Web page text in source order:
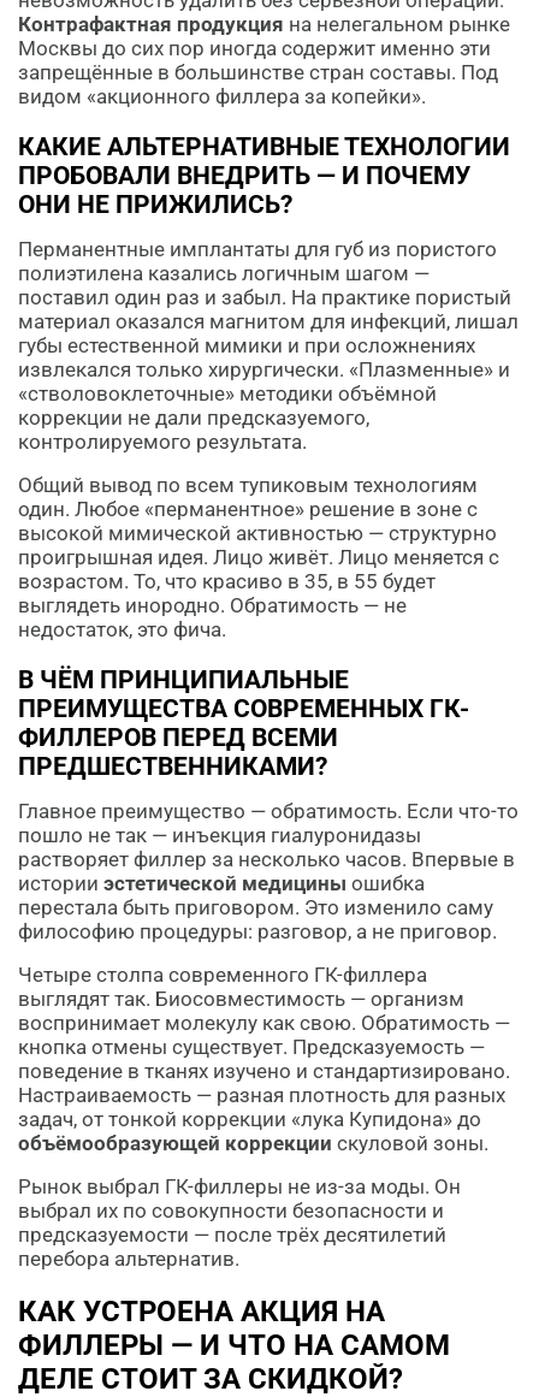
Контрафактная продукция на нелегальном рынке
Москвы до сих пор иногда содержит именно эти
запрещённые в большинстве стран составы. Под
видом «акционного филлера за копейки».
КАКИЕ АЛЬТЕРНАТИВНЫЕ ТЕХНОЛОГИИ
ПРОБОВАЛИ ВНЕДРИТЬ — И ПОЧЕМУ
ОНИ НЕ ПРИЖИЛИСЬ?
Перманентные имплантаты для губ из пористого
полиэтилена казались логичным шагом —
поставил один раз и забыл. На практике пористый
материал оказался магнитом для инфекций, лишал
губы естественной мимики и при осложнениях
извлекался только хирургически. «Плазменные» и
«стволовоклеточные» методики объёмной
коррекции не дали предсказуемого,
контролируемого результата.
Общий вывод по всем тупиковым технологиям
один. Любое «перманентное» решение в зоне с
высокой мимической активностью — структурно
проигрышная идея. Лицо живёт. Лицо меняется с
возрастом. То, что красиво в 35, в 55 будет
выглядеть инородно. Обратимость — не
недостаток, это фича.
В ЧЁМ ПРИНЦИПИАЛЬНЫЕ
ПРЕИМУЩЕСТВА СОВРЕМЕННЫХ ГК-
ФИЛЛЕРОВ ПЕРЕД ВСЕМИ
ПРЕДШЕСТВЕННИКАМИ?
Главное преимущество — обратимость. Если что-то
пошло не так — инъекция гиалуронидазы
растворяет филлер за несколько часов. Впервые в
истории эстетической медицины ошибка
перестала быть приговором. Это изменило саму
философию процедуры: разговор, а не приговор.
Четыре столпа современного ГК-филлера
выглядят так. Биосовместимость — организм
воспринимает молекулу как свою. Обратимость —
кнопка отмены существует. Предсказуемость —
поведение в тканях изучено и стандартизировано.
Настраиваемость — разная плотность для разных
задач, от тонкой коррекции «лука Купидона» до
объёмообразующей коррекции скуловой зоны.
Рынок выбрал ГК-филлеры не из-за моды. Он
выбрал их по совокупности безопасности и
предсказуемости — после трёх десятилетий
перебора альтернатив.
КАК УСТРОЕНА АКЦИЯ НА
ФИЛЛЕРЫ — И ЧТО НА САМОМ
ДЕЛЕ СТОИТ ЗА СКИДКОЙ?